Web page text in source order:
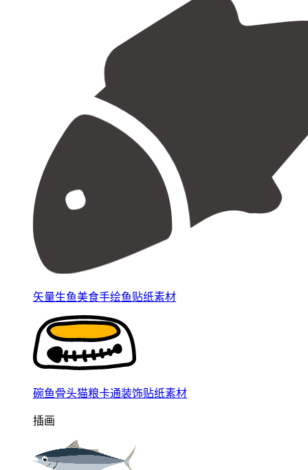
矢量生鱼美食手绘鱼贴纸素材
碗鱼骨头猫粮卡通装饰贴纸素材
插画